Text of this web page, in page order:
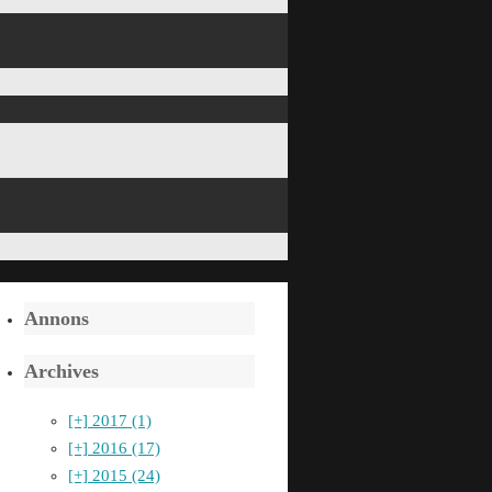
Annons
Archives
[+] 2017 (1)
[+] 2016 (17)
[+] 2015 (24)